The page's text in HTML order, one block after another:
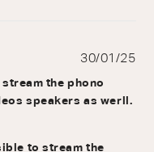
the phono
speakers as werll.
to stream the
30/01/25